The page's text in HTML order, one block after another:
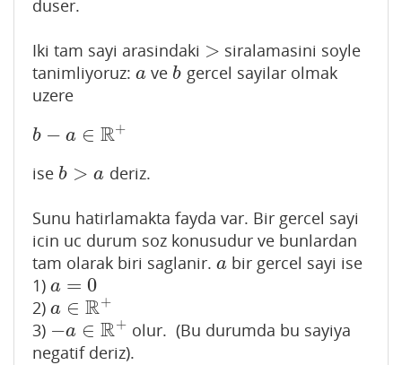
duser.
Iki tam sayi arasindaki >
> siralamasini soyle
tanimliyoruz: a
a ve b
b gercel sayilar olmak
uzere
b − a ∈ R+
b−a ∈R+
ise b > a
b >a deriz.
Sunu hatirlamakta fayda var. Bir gercel sayi
icin uc durum soz konusudur ve bunlardan
tam olarak biri saglanir. a
a bir gercel sayi ise
1) a = 0
a=0
2) a ∈ R+
a∈R +
3) −a ∈ R+
−a∈ R+
olur. (Bu durumda bu sayiya
negatif deriz).